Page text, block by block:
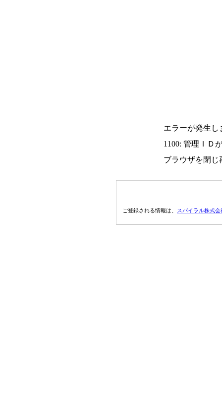
エラーが発生し
1100: 管理ＩＤ
ブラウザを閉じ
ご登録される情報は、 スパイラル株式会